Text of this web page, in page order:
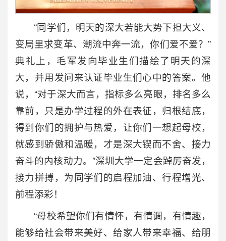
“同学们，明天的深大若能大势下担大义、
变局里求变革、潮流中奔一流，你们爱不爱？”
典礼上，毛军发向毕业生们描绘了明天的深
大，并用发问来认证毕业生们心中的答案。他
说，“对于深大而言，指标多么亮眼，排名多么
靠前，只是办学过程的外在表征，归根结底，
得到你们的拥护与热爱，让你们一想起母校，
就感到骄傲和温暖，才是深大锲而不舍、接力
奋斗的内核动力。”深圳大学一定会踔厉奋发，
接力拼搏，为同学们的启程加油、行程增光、
前程添彩！
“母校希望你们有情怀，有情调，有情趣，
能够给社会带来美好、给家人带来幸福、给朋